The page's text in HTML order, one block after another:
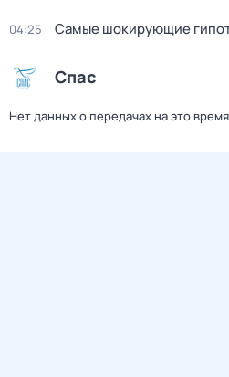
04:25 Самые шoкиpующие
Спас
Нет данных о передачах на это время